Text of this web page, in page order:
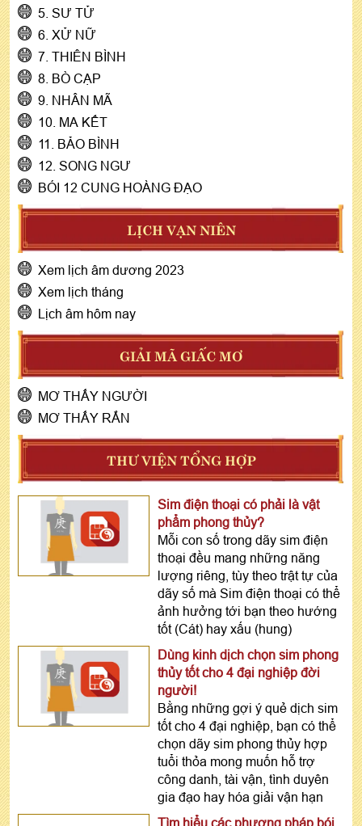
5. SƯ TỬ
6. XỬ NỮ
7. THIÊN BÌNH
8. BÒ CẠP
9. NHÂN MÃ
10. MA KẾT
11. BẢO BÌNH
12. SONG NGƯ
BÓI 12 CUNG HOÀNG ĐẠO
LỊCH VẠN NIÊN
Xem lịch âm dương 2023
Xem lịch tháng
Lịch âm hôm nay
GIẢI MÃ GIẤC MƠ
MƠ THẤY NGƯỜI
MƠ THẤY RẮN
THƯ VIỆN TỔNG HỢP
Sim điện thoại có phải là vật
phẩm phong thủy?
Mỗi con số trong dãy sim điện
thoại đều mang những năng
lượng riêng, tùy theo trật tự của
dãy số mà Sim điện thoại có thể
ảnh hưởng tới bạn theo hướng
tốt (Cát) hay xấu (hung)
Dùng kinh dịch chọn sim phong
thủy tốt cho 4 đại nghiệp đời
người!
Bằng những gợi ý quẻ dịch sim
tốt cho 4 đại nghiệp, bạn có thể
chọn dãy sim phong thủy hợp
tuổi thỏa mong muốn hỗ trợ
công danh, tài vận, tình duyên
gia đạo hay hóa giải vận hạn
Tìm hiểu các phương pháp bói